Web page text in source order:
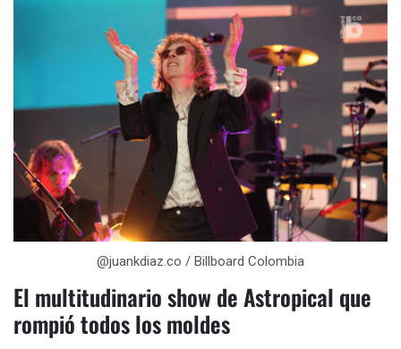
@juankdiaz.co / Billboard Colombia
El multitudinario show de Astropical que
rompió todos los moldes